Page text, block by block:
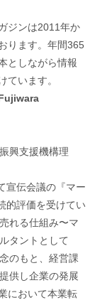
ジンは2011年か
ります。年間365
としながら情報
ています。
Fujiwara
興支援機構理
宣伝会議の『マー
的評価を受けてい
れる仕組み〜マ
タントとして
のもと、経営課
供し企業の発展
において本業転